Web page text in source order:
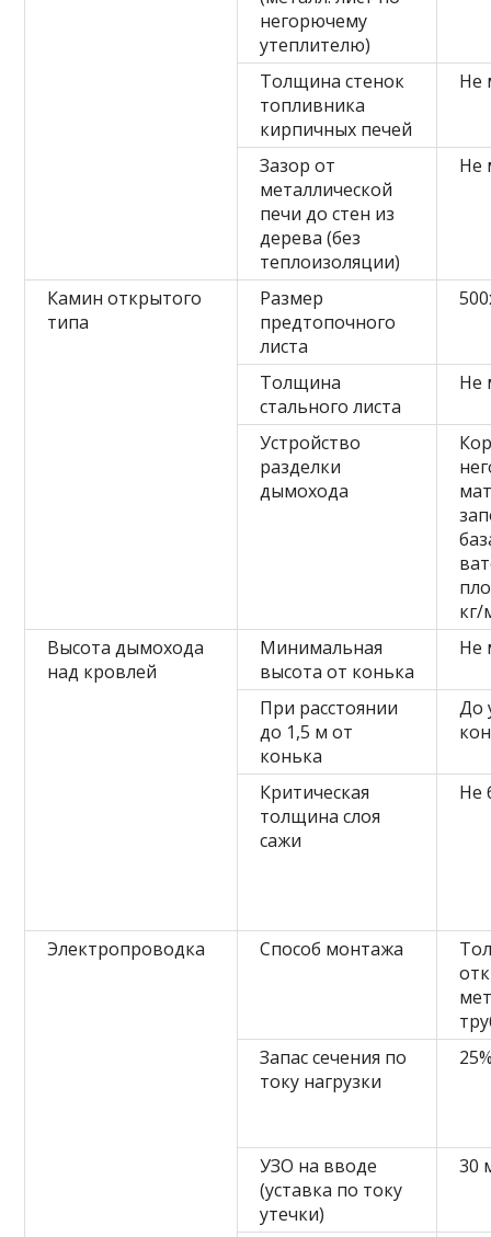
негорючему
утеплителю)
Толщина стенок
топливника
кирпичных печей
Не
Зазор от
металлической
печи до стен из
дерева (без
теплоизоляции)
Не
Камин открытого
типа
Размер
предтопочного
листа
Толщина
стального листа
Не
Устройство
разделки
дымохода
кг/
Высота дымохода
над кровлей
Минимальная
высота от конька
Не
При расстоянии
до 1,5 м от
конька
До
Критическая
толщина слоя
сажи
Не
Электропроводка Способ монтажа
Запас сечения по
току нагрузки
УЗО на вводе
(уставка по току
утечки)
30